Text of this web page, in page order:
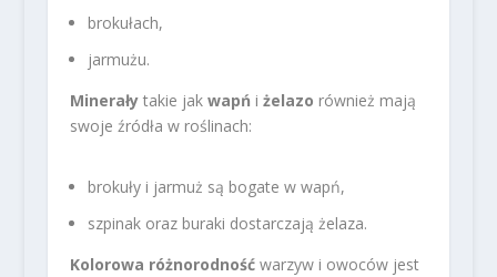
brokułach,
jarmużu.
Minerałytakie jak wapń i żelazo również mają
swoje źródła w roślinach:
brokuły i jarmuż są bogate w wapń,
szpinak oraz buraki dostarczają żelaza.
Kolorowa różnorodnośćwarzyw i owoców jest